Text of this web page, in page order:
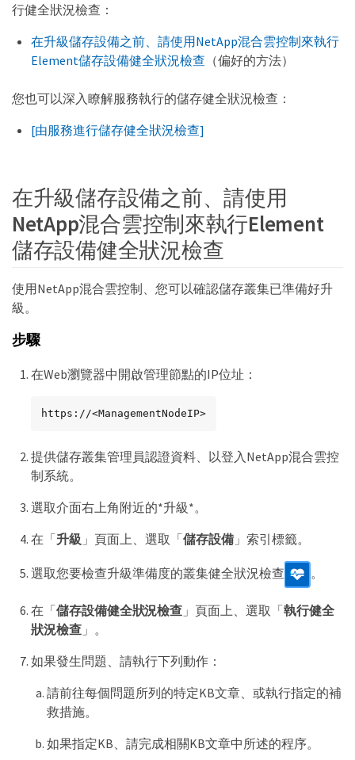
行健全狀況檢查：
在升級儲存設備之前、請使用NetApp混合雲控制來執行
Element儲存設備健全狀況檢查 （偏好的方法）
您也可以深入瞭解服務執行的儲存健全狀況檢查：
[由服務進行儲存健全狀況檢查]
在升級儲存設備之前、請使用
NetApp混合雲控制來執行Element
儲存設備健全狀況檢查
使用NetApp混合雲控制、您可以確認儲存叢集已準備好升
級。
步驟
在Web瀏覽器中開啟管理節點的IP位址：
https://<ManagementNodeIP>
提供儲存叢集管理員認證資料、以登入NetApp混合雲控
制系統。
選取介面右上角附近的*升級*。
在「升級 」頁面上、選取「儲存設備」索引標籤。
選取您要檢查升級準備度的叢集健全狀況檢查 。
在「儲存設備健全狀況檢查 」頁面上、選取「執行健全
狀況檢查」。
如果發生問題、請執行下列動作：
請前往每個問題所列的特定KB文章、或執行指定的補
救措施。
如果指定KB、請完成相關KB文章中所述的程序。